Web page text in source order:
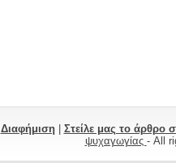
Διαφήμιση| Στείλε μας το άρθρο
ψυχαγωγίας - All